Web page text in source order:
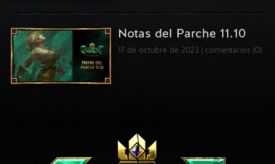
Notas del Parche 11.10
17 de octubre de 2023 comentarios (0)